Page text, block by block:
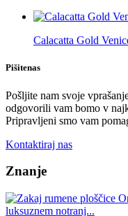
Calacatta Gold
Pišitenas
Pošljite nam svoje
odgovorili vam bomo v
Pripravljeni smo vam
Kontaktiraj nas
Znanje